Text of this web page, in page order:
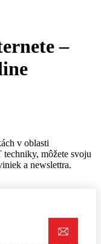
–
v oblasti
môžete svoju
a newslettra.